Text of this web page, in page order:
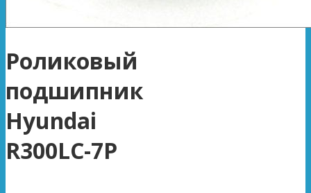
Роликовый
подшипник
Hyundai
R300LC-7P